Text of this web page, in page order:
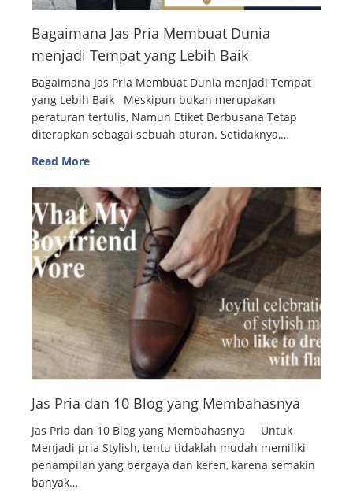
Bagaimana Jas Pria Membuat Dunia
menjadi Tempat yang Lebih Baik
Bagaimana Jas Pria Membuat Dunia menjadi Tempat
yang Lebih Baik Meskipun bukan merupakan
peraturan tertulis, Namun Etiket Berbusana Tetap
diterapkan sebagai sebuah aturan. Setidaknya,…
Read More
Jas Pria dan 10 Blog yang Membahasnya
Jas Pria dan 10 Blog yang Membahasnya Untuk
Menjadi pria Stylish, tentu tidaklah mudah memiliki
penampilan yang bergaya dan keren, karena semakin
banyak…